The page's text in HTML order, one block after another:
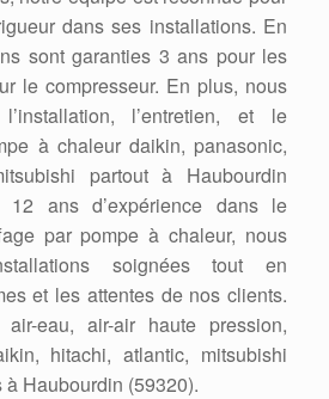
dans ses installations. En
sont garanties 3 ans pour les
le compresseur. En plus, nous
l’entretien, et le
à chaleur daikin, panasonic,
partout à Haubourdin
12 ans d’expérience dans le
par pompe à chaleur, nous
soignées tout en
et les attentes de nos clients.
eau, air-air haute pression,
hitachi, atlantic, mitsubishi
Haubourdin (59320).